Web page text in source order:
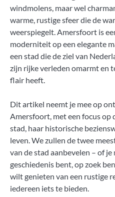
windmolens, maar wel
warme, rustige sfeer die de
weerspiegelt. Amersfoort is
moderniteit op een elegante
een stad die de ziel van
zijn rijke verleden omarmt en
flair heeft.
Dit artikel neemt je mee op
Amersfoort, met een focus op
stad, haar historische
leven. We zullen de twee
van de stad aanbevelen – of
geschiedenis bent, op zoek
wilt genieten van een rustige
iedereen iets te bieden.